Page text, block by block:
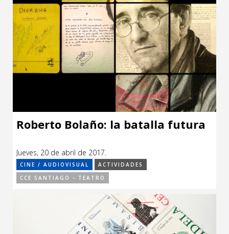
Roberto Bolaño: la batalla futura
Jueves, 20 de abril de 2017.
CINE / AUDIOVISUAL
ACTIVIDADES
CCE SANTIAGO - TEATRO